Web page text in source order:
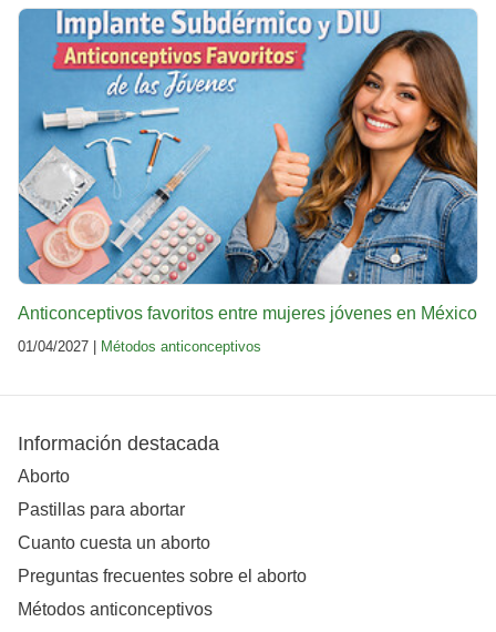
Anticonceptivos favoritos entre mujeres jóvenes en México
01/04/2027 | Métodos anticonceptivos
Información destacada
Aborto
Pastillas para abortar
Cuanto cuesta un aborto
Preguntas frecuentes sobre el aborto
Métodos anticonceptivos